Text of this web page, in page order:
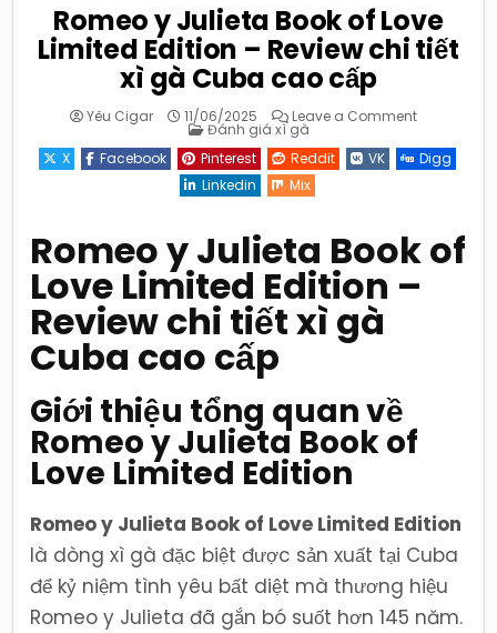
Romeo y Julieta Book of Love
Limited Edition – Review chi tiết
xì gà Cuba cao cấp
Yêu Cigar 11/06/2025 Leave a Commenton
Julieta
Book
Review
chi
xì
Posted
Đánh giá xì gà
X
Facebook Pinterest Reddit VK
Digg
Linkedin
Mix
Romeo y Julieta Book of
Love Limited Edition –
Review chi tiết xì gà
Cuba cao cấp
Giới thiệu tổng quan về
Romeo y Julieta Book of
Love Limited Edition
Romeo y Julieta Book of Love Limited Edition
là dòng xì gà đặc biệt được sản xuất tại Cuba
để kỷ niệm tình yêu bất diệt mà thương hiệu
Romeo y Julieta đã gắn bó suốt hơn 145 năm.